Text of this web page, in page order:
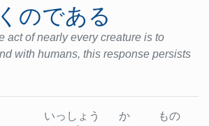
のである
act of nearly every creature is to
with humans, this response persists
いっ しょ う か もの